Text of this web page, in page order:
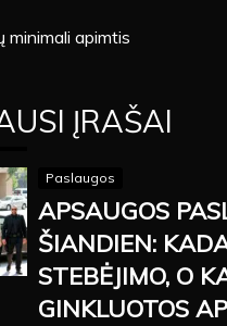
minimali apimtis
ĮRAŠAI
Paslaugos
APSAUGOS
ŠIANDIEN:
STEBĖJIMO, O
GINKLUOTOS